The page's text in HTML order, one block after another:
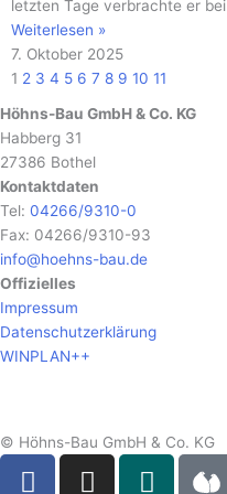
letzten Tage verbrachte er bei
Weiterlesen »
7. Oktober 2025
1 2 3 4 5 6 7 8 9 10 11
Höhns-Bau GmbH & Co. KG
Habberg 31
27386 Bothel
Kontaktdaten
Tel: 04266/9310-0
Fax: 04266/9310-93
info@hoehns-bau.de
Offizielles
Impressum
Datenschutzerklärung
WINPLAN++
© Höhns-Bau GmbH & Co. KG
F
I
X